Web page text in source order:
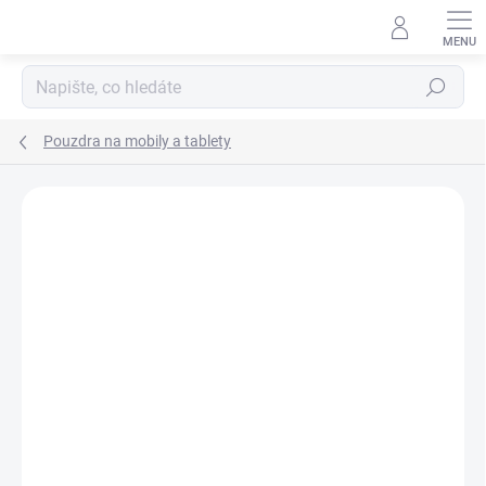
Hledat
Pouzdra na mobily a tablety